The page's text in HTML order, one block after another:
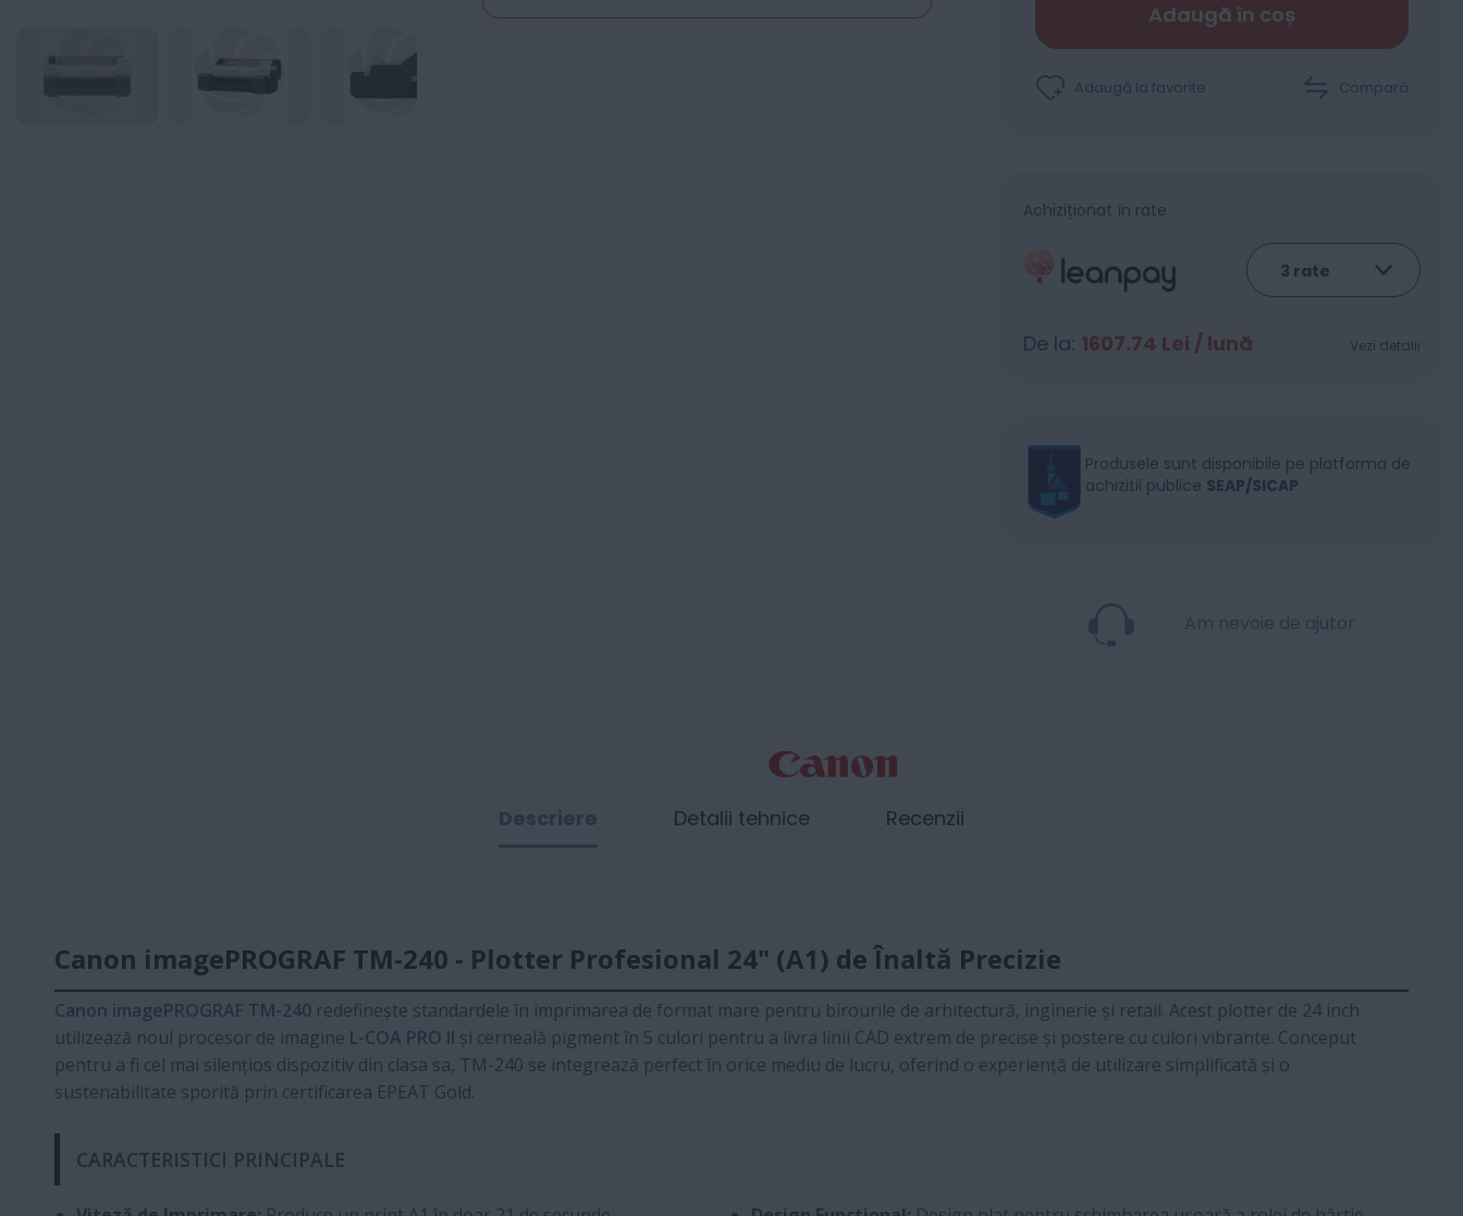
Adaugă în coș
Adaugă la favorite Compară
Achiziționat în rate
De la: 1607.74 Lei / lună Vezi detalii
Produsele sunt disponibile pe platforma de
achizitii publice SEAP/SICAP
Am nevoie de ajutor
Descriere
Canon imagePROGRAF TM-240 - Plotter Profesional 24" (A1) de Înaltă Precizie
Canon imagePROGRAF TM-240 redefinește standardele în imprimarea de format mare pentru birourile de arhitectură, inginerie și retail. Acest plotter de 24 inch
utilizează noul procesor de imagine L-COA PRO II și cerneală pigment în 5 culori pentru a livra linii CAD extrem de precise și postere cu culori vibrante. Conceput
pentru a fi cel mai silențios dispozitiv din clasa sa, TM-240 se integrează perfect în orice mediu de lucru, oferind o experiență de utilizare simplificată și o
sustenabilitate sporită prin certificarea EPEAT Gold.
CARACTERISTICI PRINCIPALE
Detalii tehnice Recenzii